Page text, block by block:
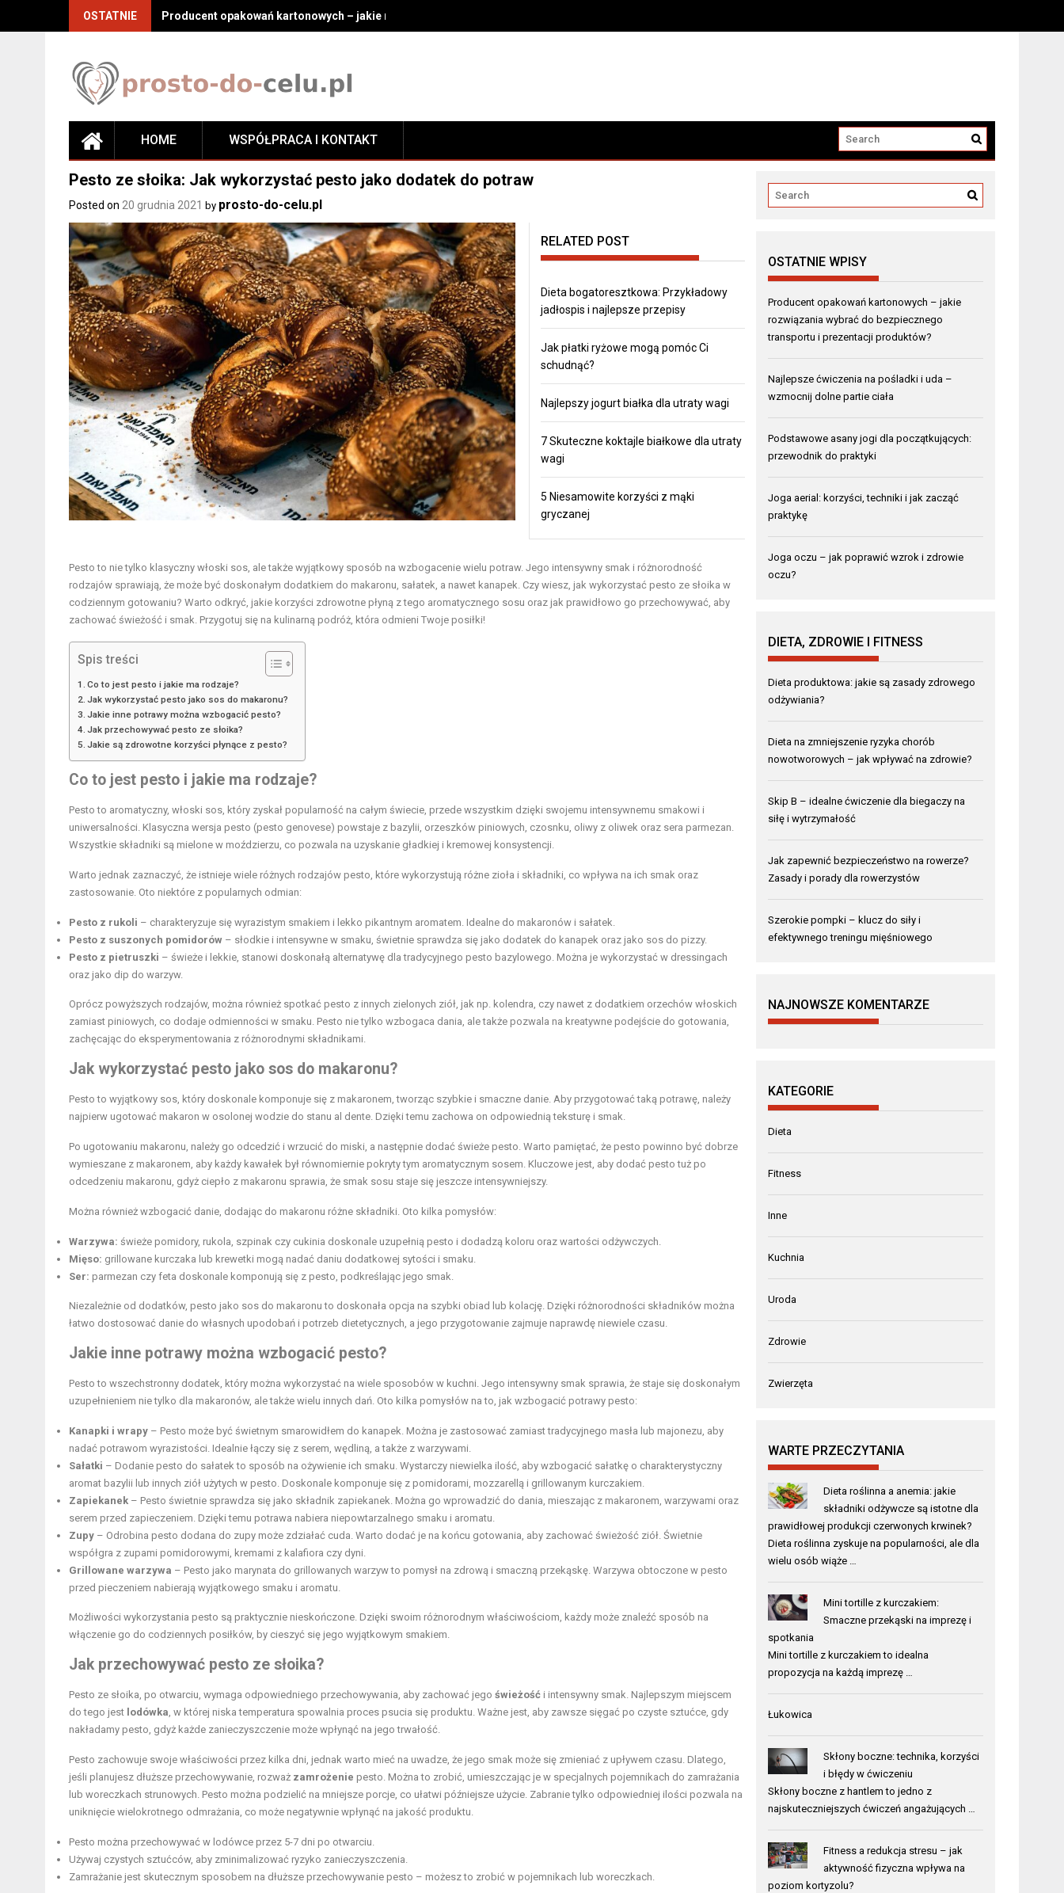
OSTATNIE Producent opakowań kartonowych – jakie rozwiązania wybrać do bezpiecznego transportu i prezentacji produktów?
HOME WSPÓŁPRACA I KONTAKT
Pesto ze słoika: Jak wykorzystać pesto jako dodatek do potraw
Posted on 20 grudnia 2021 by prosto-do-celu.pl
RELATED POST
Dieta bogatoresztkowa: Przykładowy
jadłospis i najlepsze przepisy
Jak płatki ryżowe mogą pomóc Ci
schudnąć?
Najlepszy jogurt białka dla utraty wagi
7 Skuteczne koktajle białkowe dla utraty
wagi
5 Niesamowite korzyści z mąki
gryczanej
Pesto to nie tylko klasyczny włoski sos, ale także wyjątkowy sposób na wzbogacenie wielu potraw. Jego intensywny smak i różnorodność
rodzajów sprawiają, że może być doskonałym dodatkiem do makaronu, sałatek, a nawet kanapek. Czy wiesz, jak wykorzystać pesto ze słoika w
codziennym gotowaniu? Warto odkryć, jakie korzyści zdrowotne płyną z tego aromatycznego sosu oraz jak prawidłowo go przechowywać, aby
zachować świeżość i smak. Przygotuj się na kulinarną podróż, która odmieni Twoje posiłki!
Spis treści
Co to jest pesto i jakie ma rodzaje?
Jak wykorzystać pesto jako sos do makaronu?
Jakie inne potrawy można wzbogacić pesto?
Jak przechowywać pesto ze słoika?
Jakie są zdrowotne korzyści płynące z pesto?
Co to jest pesto i jakie ma rodzaje?
Pesto to aromatyczny, włoski sos, który zyskał popularność na całym świecie, przede wszystkim dzięki swojemu intensywnemu smakowi i
uniwersalności. Klasyczna wersja pesto (pesto genovese) powstaje z bazylii, orzeszków piniowych, czosnku, oliwy z oliwek oraz sera parmezan.
Wszystkie składniki są mielone w moździerzu, co pozwala na uzyskanie gładkiej i kremowej konsystencji.
Warto jednak zaznaczyć, że istnieje wiele różnych rodzajów pesto, które wykorzystują różne zioła i składniki, co wpływa na ich smak oraz
zastosowanie. Oto niektóre z popularnych odmian:
Pesto z rukoli – charakteryzuje się wyrazistym smakiem i lekko pikantnym aromatem. Idealne do makaronów i sałatek.
Pesto z suszonych pomidorów – słodkie i intensywne w smaku, świetnie sprawdza się jako dodatek do kanapek oraz jako sos do pizzy.
Pesto z pietruszki – świeże i lekkie, stanowi doskonałą alternatywę dla tradycyjnego pesto bazylowego. Można je wykorzystać w dressingach
oraz jako dip do warzyw.
Oprócz powyższych rodzajów, można również spotkać pesto z innych zielonych ziół, jak np. kolendra, czy nawet z dodatkiem orzechów włoskich
zamiast piniowych, co dodaje odmienności w smaku. Pesto nie tylko wzbogaca dania, ale także pozwala na kreatywne podejście do gotowania,
zachęcając do eksperymentowania z różnorodnymi składnikami.
Jak wykorzystać pesto jako sos do makaronu?
Pesto to wyjątkowy sos, który doskonale komponuje się z makaronem, tworząc szybkie i smaczne danie. Aby przygotować taką potrawę, należy
najpierw ugotować makaron w osolonej wodzie do stanu al dente. Dzięki temu zachowa on odpowiednią teksturę i smak.
Po ugotowaniu makaronu, należy go odcedzić i wrzucić do miski, a następnie dodać świeże pesto. Warto pamiętać, że pesto powinno być dobrze
wymieszane z makaronem, aby każdy kawałek był równomiernie pokryty tym aromatycznym sosem. Kluczowe jest, aby dodać pesto tuż po
odcedzeniu makaronu, gdyż ciepło z makaronu sprawia, że smak sosu staje się jeszcze intensywniejszy.
Można również wzbogacić danie, dodając do makaronu różne składniki. Oto kilka pomysłów:
Warzywa: świeże pomidory, rukola, szpinak czy cukinia doskonale uzupełnią pesto i dodadzą koloru oraz wartości odżywczych.
Mięso: grillowane kurczaka lub krewetki mogą nadać daniu dodatkowej sytości i smaku.
Ser: parmezan czy feta doskonale komponują się z pesto, podkreślając jego smak.
Niezależnie od dodatków, pesto jako sos do makaronu to doskonała opcja na szybki obiad lub kolację. Dzięki różnorodności składników można
łatwo dostosować danie do własnych upodobań i potrzeb dietetycznych, a jego przygotowanie zajmuje naprawdę niewiele czasu.
Jakie inne potrawy można wzbogacić pesto?
Pesto to wszechstronny dodatek, który można wykorzystać na wiele sposobów w kuchni. Jego intensywny smak sprawia, że staje się doskonałym
uzupełnieniem nie tylko dla makaronów, ale także wielu innych dań. Oto kilka pomysłów na to, jak wzbogacić potrawy pesto:
Kanapki i wrapy – Pesto może być świetnym smarowidłem do kanapek. Można je zastosować zamiast tradycyjnego masła lub majonezu, aby
nadać potrawom wyrazistości. Idealnie łączy się z serem, wędliną, a także z warzywami.
Sałatki – Dodanie pesto do sałatek to sposób na ożywienie ich smaku. Wystarczy niewielka ilość, aby wzbogacić sałatkę o charakterystyczny
aromat bazylii lub innych ziół użytych w pesto. Doskonale komponuje się z pomidorami, mozzarellą i grillowanym kurczakiem.
Zapiekanek – Pesto świetnie sprawdza się jako składnik zapiekanek. Można go wprowadzić do dania, mieszając z makaronem, warzywami oraz
serem przed zapieczeniem. Dzięki temu potrawa nabiera niepowtarzalnego smaku i aromatu.
Zupy – Odrobina pesto dodana do zupy może zdziałać cuda. Warto dodać je na końcu gotowania, aby zachować świeżość ziół. Świetnie
współgra z zupami pomidorowymi, kremami z kalafiora czy dyni.
Grillowane warzywa – Pesto jako marynata do grillowanych warzyw to pomysł na zdrową i smaczną przekąskę. Warzywa obtoczone w pesto
przed pieczeniem nabierają wyjątkowego smaku i aromatu.
Możliwości wykorzystania pesto są praktycznie nieskończone. Dzięki swoim różnorodnym właściwościom, każdy może znaleźć sposób na
włączenie go do codziennych posiłków, by cieszyć się jego wyjątkowym smakiem.
Jak przechowywać pesto ze słoika?
Pesto ze słoika, po otwarciu, wymaga odpowiedniego przechowywania, aby zachować jego świeżość i intensywny smak. Najlepszym miejscem
do tego jest lodówka, w której niska temperatura spowalnia proces psucia się produktu. Ważne jest, aby zawsze sięgać po czyste sztućce, gdy
nakładamy pesto, gdyż każde zanieczyszczenie może wpłynąć na jego trwałość.
Pesto zachowuje swoje właściwości przez kilka dni, jednak warto mieć na uwadze, że jego smak może się zmieniać z upływem czasu. Dlatego,
jeśli planujesz dłuższe przechowywanie, rozważ zamrożenie pesto. Można to zrobić, umieszczając je w specjalnych pojemnikach do zamrażania
lub woreczkach strunowych. Pesto można podzielić na mniejsze porcje, co ułatwi późniejsze użycie. Zabranie tylko odpowiedniej ilości pozwala na
uniknięcie wielokrotnego odmrażania, co może negatywnie wpłynąć na jakość produktu.
Pesto można przechowywać w lodówce przez 5-7 dni po otwarciu.
Używaj czystych sztućców, aby zminimalizować ryzyko zanieczyszczenia.
Zamrażanie jest skutecznym sposobem na dłuższe przechowywanie pesto – możesz to zrobić w pojemnikach lub woreczkach.
OSTATNIE WPISY
Producent opakowań kartonowych – jakie
rozwiązania wybrać do bezpiecznego
transportu i prezentacji produktów?
Najlepsze ćwiczenia na pośladki i uda –
wzmocnij dolne partie ciała
Podstawowe asany jogi dla początkujących:
przewodnik do praktyki
Joga aerial: korzyści, techniki i jak zacząć
praktykę
Joga oczu – jak poprawić wzrok i zdrowie
oczu?
DIETA, ZDROWIE I FITNESS
Dieta produktowa: jakie są zasady zdrowego
odżywiania?
Dieta na zmniejszenie ryzyka chorób
nowotworowych – jak wpływać na zdrowie?
Skip B – idealne ćwiczenie dla biegaczy na
siłę i wytrzymałość
Jak zapewnić bezpieczeństwo na rowerze?
Zasady i porady dla rowerzystów
Szerokie pompki – klucz do siły i
efektywnego treningu mięśniowego
NAJNOWSZE KOMENTARZE
KATEGORIE
Dieta
Fitness
Inne
Kuchnia
Uroda
Zdrowie
Zwierzęta
WARTE PRZECZYTANIA
Dieta roślinna a anemia: jakie
składniki odżywcze są istotne dla
prawidłowej produkcji czerwonych krwinek?
Dieta roślinna zyskuje na popularności, ale dla
wielu osób wiąże …
Mini tortille z kurczakiem:
Smaczne przekąski na imprezę i
spotkania
Mini tortille z kurczakiem to idealna
propozycja na każdą imprezę …
Łukowica
Skłony boczne: technika, korzyści
i błędy w ćwiczeniu
Skłony boczne z hantlem to jedno z
najskuteczniejszych ćwiczeń angażujących …
Fitness a redukcja stresu – jak
aktywność fizyczna wpływa na
poziom kortyzolu?